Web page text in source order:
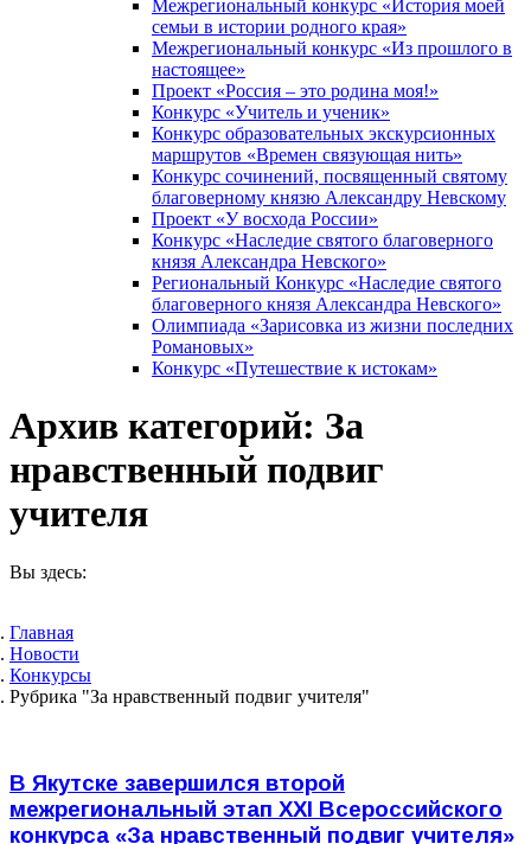
Межрегиональный конкурс «История моей
семьи в истории родного края»
Межрегиональный конкурс «Из прошлого в
настоящее»
Проект «Россия – это родина моя!»
Конкурс «Учитель и ученик»
Конкурс образовательных экскурсионных
маршрутов «Времен связующая нить»
Конкурс сочинений, посвященный святому
благоверному князю Александру Невскому
Проект «У восхода России»
Конкурс «Наследие святого благоверного
князя Александра Невского»
Региональный Конкурс «Наследие святого
благоверного князя Александра Невского»
Олимпиада «Зарисовка из жизни последних
Романовых»
Конкурс «Путешествие к истокам»
Архив категорий: За
нравственный подвиг
учителя
Вы здесь:
Главная
Новости
Конкурсы
Рубрика "За нравственный подвиг учителя"
В Якутске завершился второй
межрегиональный этап XXI Всероссийского
конкурса «За нравственный подвиг учителя»